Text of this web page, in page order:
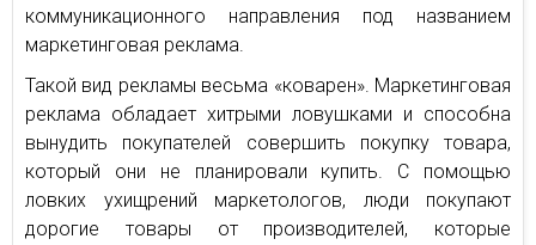
коммуникационного направления под названием
маркетинговая реклама.
Такой вид рекламы весьма «коварен». Маркетинговая
реклама обладает хитрыми ловушками и способна
вынудить покупателей совершить покупку товара,
который они не планировали купить. С помощью
ловких ухищрений маркетологов, люди покупают
дорогие товары от производителей, которые